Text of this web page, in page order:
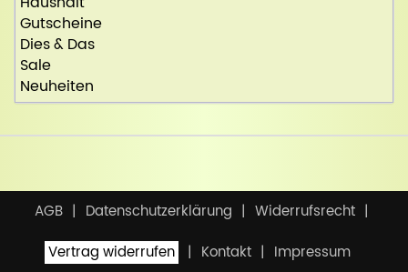
Gutscheine
Dies & Das
Sale
Neuheiten
AGB Datenschutzerklärung
Widerrufsrecht
Vertrag widerrufen
Kontakt Impressum